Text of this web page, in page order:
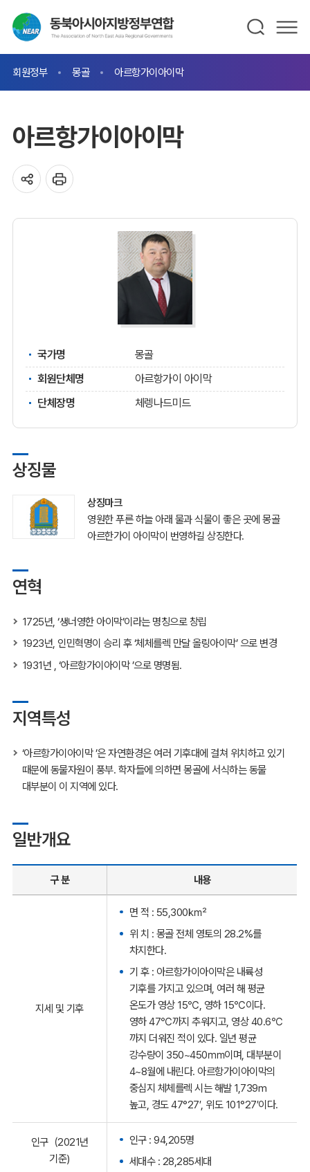
회원정부 몽골 아르항가이아이막
아르항가이아이막
국가명
몽골
회원단체명
아르항가이 아이막
단체장명
체렝나드미드
상징물
상징마크
영원한 푸른 하늘 아래 물과 식물이 좋은 곳에 몽골
아르한가이 아이막이 번영하길 상징한다.
연혁
1725년, ‘생너영한 아이막’이라는 명칭으로 창립
1923년, 인민혁명이 승리 후 ‘체체를렉 만달 올링아이막’ 으로 변경
1931년 , ‘아르항가이아이막 ’으로 명명됨.
지역특성
‘아르항가이아이막 ’은 자연환경은 여러 기후대에 걸쳐 위치하고 있기
때문에 동물자원이 풍부. 학자들에 의하면 몽골에 서식하는 동물
대부분이 이 지역에 있다.
일반개요
구 분 내용
지세 및 기후
면 적 : 55,300㎢
위 치 : 몽골 전체 영토의 28.2%를
차지한다.
기 후 : 아르항가이아이막은 내륙성
기후를 가지고 있으며, 여러 해 평균
온도가 영상 15℃, 영하 15℃이다.
영하 47℃까지 추워지고, 영상 40.6℃
까지 더워진 적이 있다. 일년 평균
강수량이 350~450㎜이며, 대부분이
4~8월에 내린다. 아르항가이아이막의
중심지 체체를렉 시는 해발 1,739m
높고, 경도 47°27′, 위도 101°27′이다.
인구（2021년
기준)
인구 : 94,205명
세대수 : 28,285세대